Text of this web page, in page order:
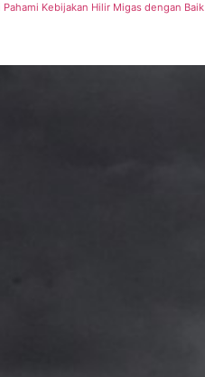
Kebijakan Hilir Migas dengan Baik